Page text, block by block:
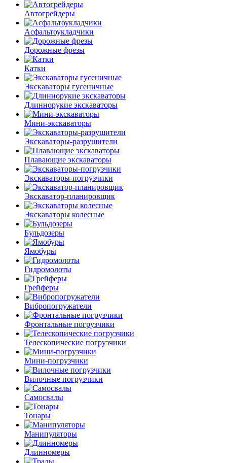
Автогрейдеры
Асфальто­укладчики
Дорожные фрезы
Катки
Экскаваторы гусеничные
Длиннорукие экскаваторы
Мини-экскаваторы
Экскаваторы-разрушители
Плавающие экскаваторы
Экскаваторы-погрузчики
Экскаватор-планировщик
Экскаваторы колесные
Бульдозеры
Ямобуры
Гидромолоты
Грейферы
Вибро­погружатели
Фронтальные погрузчики
Телескопические погрузчики
Мини-погрузчики
Вилочные погрузчики
Самосвалы
Тонары
Манипуляторы
Длинномеры